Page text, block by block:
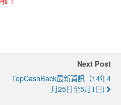
Next Post
TopCashBack最新資訊（14年4
月25日至5月1日)